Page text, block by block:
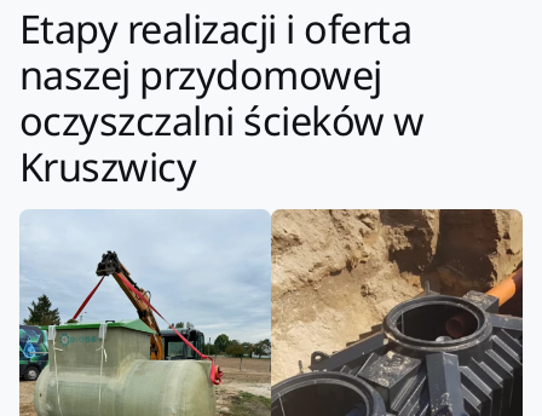
Etapy realizacji i oferta
naszej przydomowej
oczyszczalni ścieków w
Kruszwicy